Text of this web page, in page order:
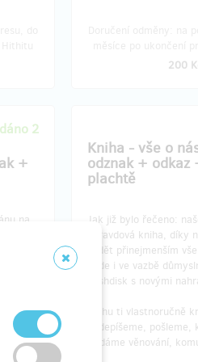
200
2
+
na
a to
a
a
Kniha - vše o
odznak + odkaz
plachtě
Jak již bylo řečeno:
opravdová kniha, díky
vědět přinejmenším
bude i ve vazbě
flashdisk s novými
Knihu ti vlastnoručně
podepíšeme,
přidáme věnování,